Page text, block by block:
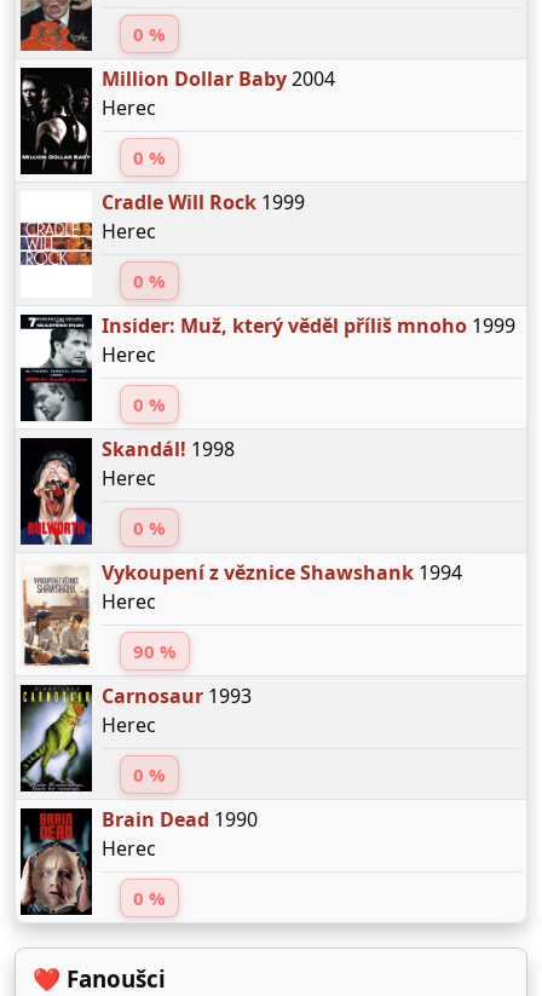
0 %
Million Dollar Baby2004
Herec
0 %
Cradle Will Rock1999
Herec
0 %
Insider: Muž, který věděl příliš mnoho1999
Herec
0 %
Skandál! 1998
Herec
0 %
Vykoupení z věznice Shawshank1994
Herec
90 %
Carnosaur1993
Herec
0 %
Brain Dead 1990
Herec
0 %
❤️ Fanoušci